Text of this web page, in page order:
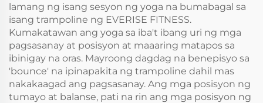
lamang ng isang sesyon ng yoga na bumabagal sa
isang trampoline ng EVERISE FITNESS.
Kumakatawan ang yoga sa iba't ibang uri ng mga
pagsasanay at posisyon at maaaring matapos sa
ibinigay na oras. Mayroong dagdag na benepisyo sa
'bounce' na ipinapakita ng trampoline dahil mas
nakakaagad ang pagsasanay. Ang mga posisyon ng
tumayo at balanse, pati na rin ang mga posisyon ng